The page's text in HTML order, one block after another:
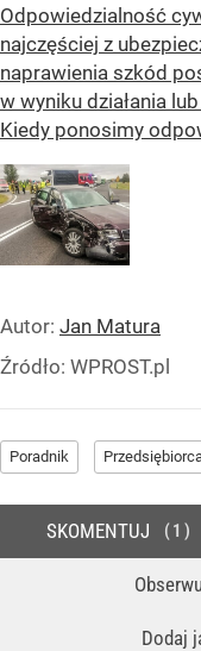
Odpowiedzialność
najczęściej z
naprawienia szkód
w wyniku działania
Kiedy ponosimy
Autor: Jan Matura
Źródło: WPROST.pl
Poradnik
Dodaj
SKOMENTUJ 1